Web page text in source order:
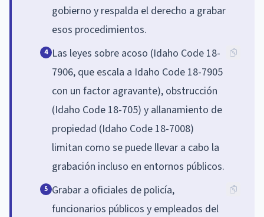
gobierno y respalda el derecho a grabar
esos procedimientos.
4 Las leyes sobre acoso (Idaho Code 18-
7906, que escala a Idaho Code 18-7905
con un factor agravante), obstrucción
(Idaho Code 18-705) y allanamiento de
propiedad (Idaho Code 18-7008)
limitan como se puede llevar a cabo la
grabación incluso en entornos públicos.
5 Grabar a oficiales de policía,
funcionarios públicos y empleados del